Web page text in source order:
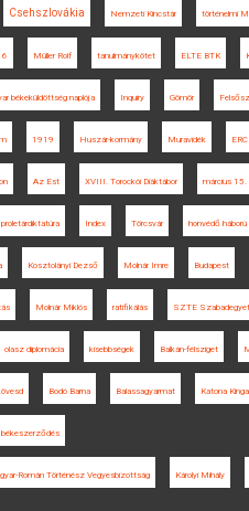
Csehszlovákia Nemzeti Kincstár történelmi
Müller Rolf tanulmánykötet ELTE BTK
békeküldöttség naplója Inquiry Gömör
1919 Huszár-kormány Muravidék
Az Est XVIII. Torockói Diáktábor március 15.
proletárdiktatúra Index Törcsvár honvédő háború
Kosztolányi Dezső Molnár Imre Budapest
Molnár Miklós ratifikálás SZTE
olasz diplomácia kisebbségek Balkán-félsziget
Bodó Barna Balassagyarmat Katona Kinga
békeszerződés
Román Történész Vegyesbizottság Károlyi Mihály